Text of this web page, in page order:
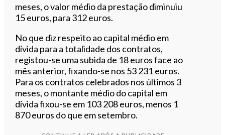
meses, o valor médio da prestação diminuiu
15 euros, para 312 euros.
No que diz respeito ao capital médio em
dívida para a totalidade dos contratos,
registou-se uma subida de 18 euros face ao
mês anterior, fixando-se nos 53 231 euros.
Para os contratos celebrados nos últimos 3
meses, o montante médio do capital em
dívida fixou-se em 103 208 euros, menos 1
870 euros do que em setembro.